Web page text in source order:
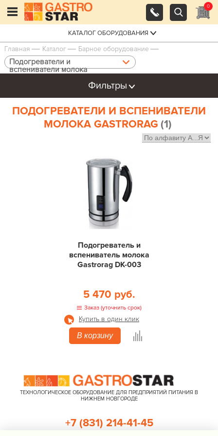
0
КАТАЛОГ ОБОРУДОВАНИЯ
Главная Каталог Барное оборудование
Подогреватели и
вспениватели молока
Фильтры
ПОДОГРЕВАТЕЛИ И ВСПЕНИВАТЕЛИ
МОЛОКА GASTRORAG (1)
Подогреватель и
вспениватель молока
Gastrorag DK-003
5 470 руб.
Заказ (уточнить срок)
Купить в один клик
В корзину
ТЕХНОЛОГИЧЕСКОЕ ОБОРУДОВАНИЕ ДЛЯ ПРЕДПРИЯТИЙ ПИТАНИЯ В
НИЖНЕМ НОВГОРОДЕ
+7 (831) 214-41-45